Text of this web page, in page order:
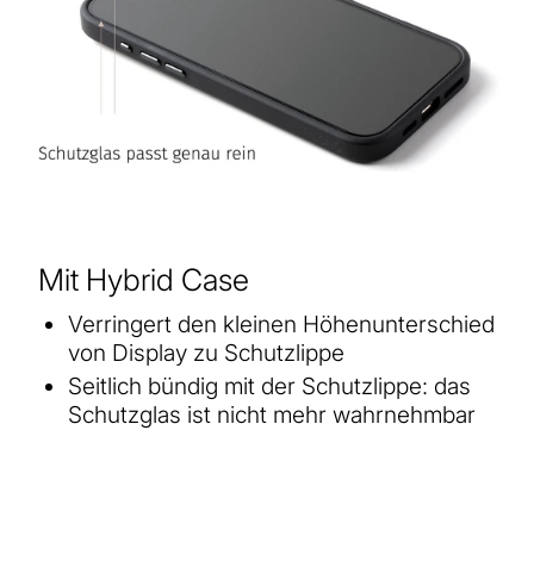
Mit Hybrid Case
Verringert den kleinen Höhenunterschied
von Display zu Schutzlippe
Seitlich bündig mit der Schutzlippe: das
Schutzglas ist nicht mehr wahrnehmbar